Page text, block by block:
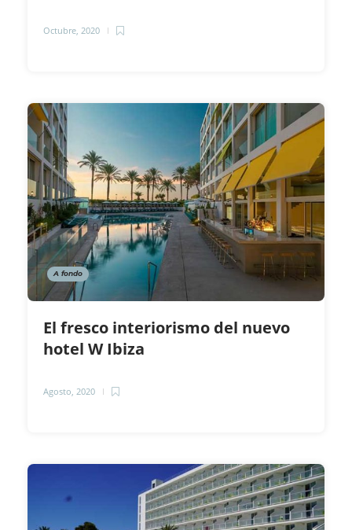
Octubre, 2020
A fondo
El fresco interiorismo del nuevo
hotel W Ibiza
Agosto, 2020